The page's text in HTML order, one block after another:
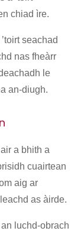
chiad ìre.
seachad
nas fheàrr
le
an-diugh.
a bhith a
cuairtean
aig ar
as àirde.
luchd-obrach